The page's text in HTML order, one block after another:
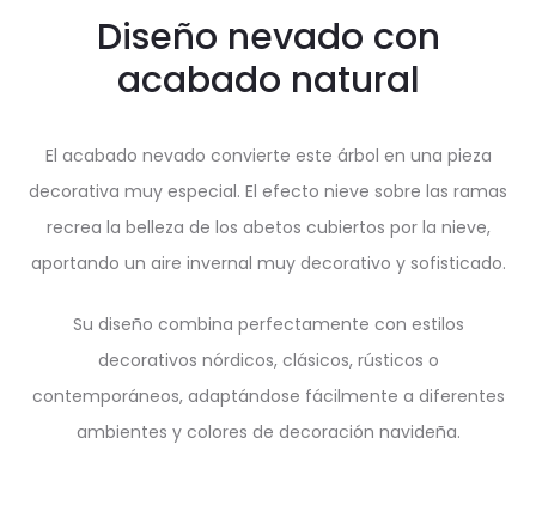
Diseño nevado con
acabado natural
El acabado nevado convierte este árbol en una pieza
decorativa muy especial. El efecto nieve sobre las ramas
recrea la belleza de los abetos cubiertos por la nieve,
aportando un aire invernal muy decorativo y sofisticado.
Su diseño combina perfectamente con estilos
decorativos nórdicos, clásicos, rústicos o
contemporáneos, adaptándose fácilmente a diferentes
ambientes y colores de decoración navideña.